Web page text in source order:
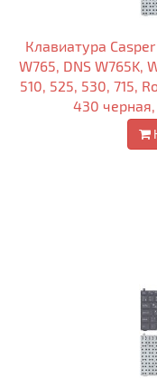
Клавиатура
W765, DNS W765K,
510, 525, 530, 715,
430